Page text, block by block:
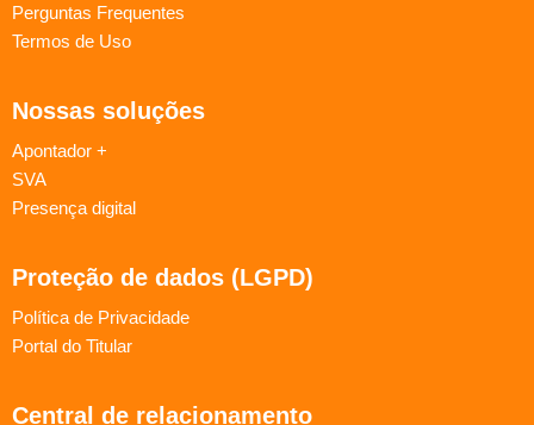
Perguntas Frequentes
Termos de Uso
Nossas soluções
Apontador +
SVA
Presença digital
Proteção de dados (LGPD)
Política de Privacidade
Portal do Titular
Central de relacionamento